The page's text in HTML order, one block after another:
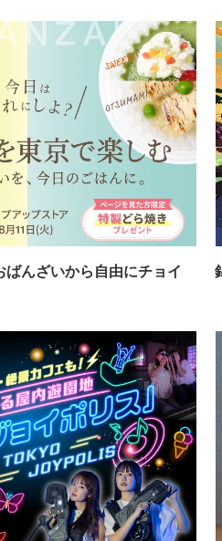
んざいから自由にチョイ